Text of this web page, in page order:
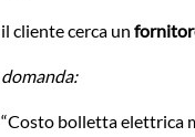
il cliente cerca un
domanda:
“Costo bolletta elettrica